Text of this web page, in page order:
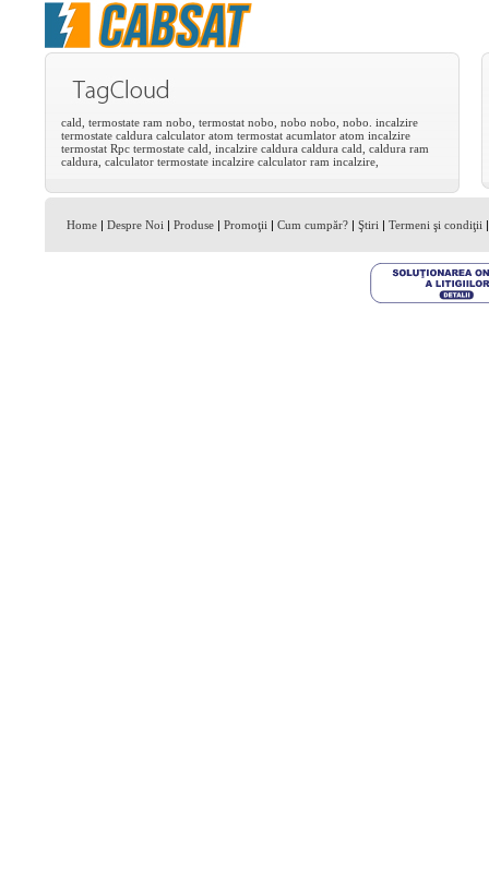
cald, termostate ram nobo, termostat nobo, nobo nobo, nobo. incalzire
termostate caldura calculator atom termostat acumlator atom incalzire
termostat Rpc termostate cald, incalzire caldura caldura cald, caldura ram
caldura, calculator termostate incalzire calculator ram incalzire,
Home| Despre Noi | Produse| Promoţii | Cum cumpăr?| Ştiri | Termeni şi condiţii